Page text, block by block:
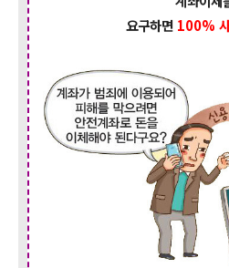
요구하면 100%